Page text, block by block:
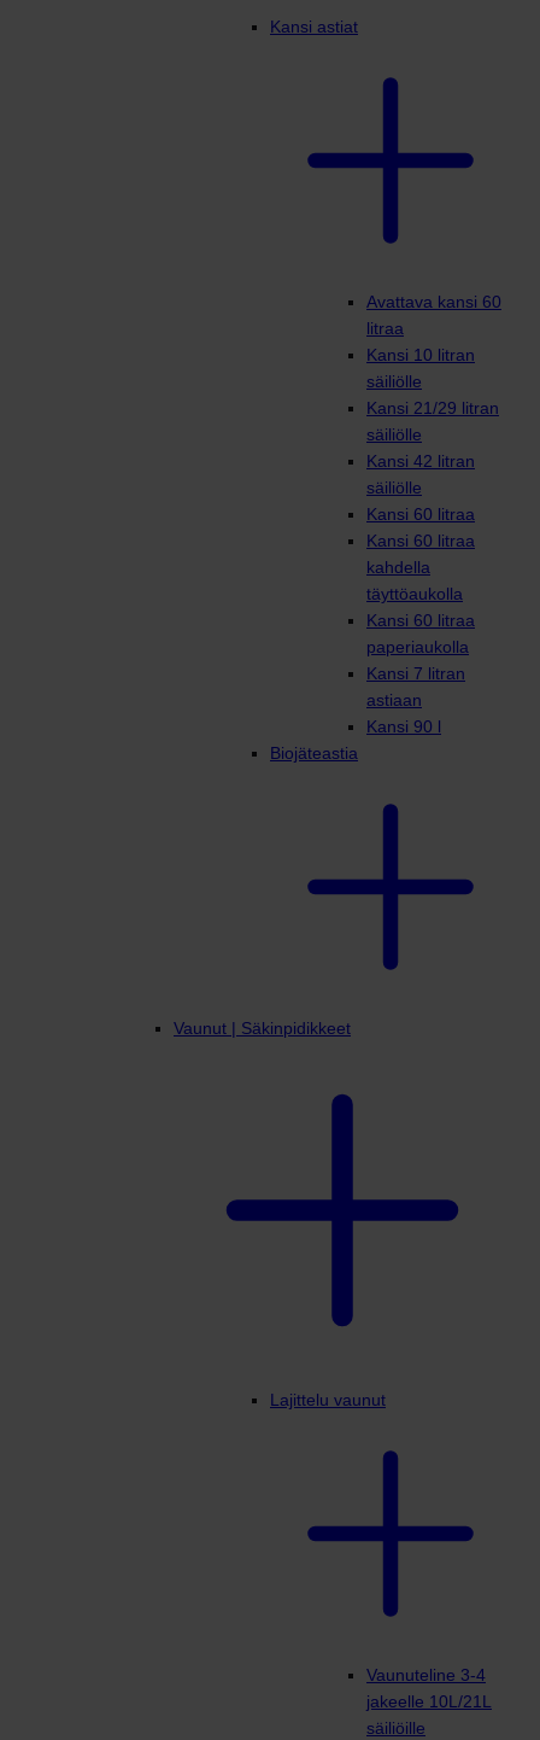
Kansi astiat
Avattava kansi 60
litraa
Kansi 10 litran
säiliölle
Kansi 21/29 litran
säiliölle
Kansi 42 litran
säiliölle
Kansi 60 litraa
Kansi 60 litraa
kahdella
täyttöaukolla
Kansi 60 litraa
paperiaukolla
Kansi 7 litran
astiaan
Kansi 90 l
Biojäteastia
Vaunut | Säkinpidikkeet
Lajittelu vaunut
Vaunuteline 3-4
jakeelle 10L/21L
säiliöille